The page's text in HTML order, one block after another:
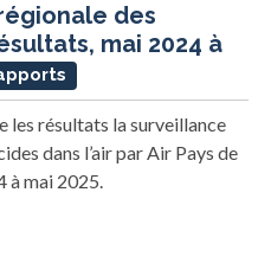
mai 2024 à
les résultats la surveillance
dans l’air par Air Pays de
à mai 2025.